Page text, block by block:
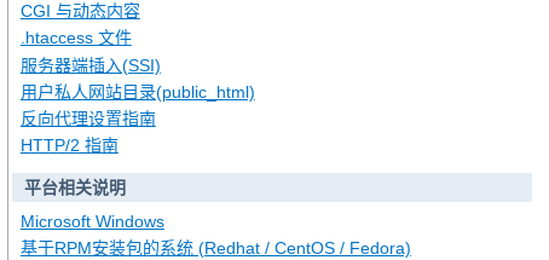
CGI 与动态内容
.htaccess 文件
服务器端插入(SSI)
用户私人网站目录(public_html)
反向代理设置指南
HTTP/2 指南
平台相关说明
Microsoft Windows
基于RPM安装包的系统 (Redhat / CentOS / Fedora)